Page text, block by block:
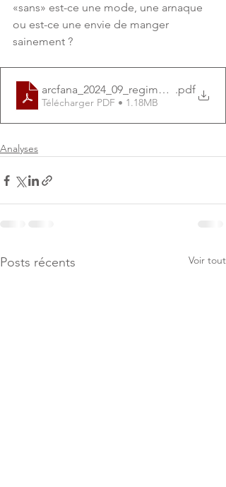
«sans» est-ce une mode, une arnaque
ou est-ce une envie de manger
sainement ?
arcfana_2024_09_regimesans_MM
.pdf
Télécharger PDF • 1.18MB
Analyses
Posts récents Voir tout